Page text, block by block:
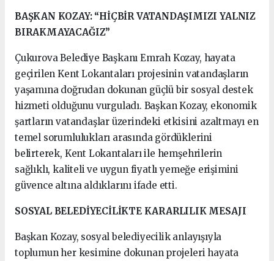
BAŞKAN KOZAY: “HİÇBİR VATANDAŞIMIZI YALNIZ
BIRAKMAYACAĞIZ”
Çukurova Belediye Başkanı Emrah Kozay, hayata
geçirilen Kent Lokantaları projesinin vatandaşların
yaşamına doğrudan dokunan güçlü bir sosyal destek
hizmeti olduğunu vurguladı. Başkan Kozay, ekonomik
şartların vatandaşlar üzerindeki etkisini azaltmayı en
temel sorumlulukları arasında gördüklerini
belirterek, Kent Lokantaları ile hemşehrilerin
sağlıklı, kaliteli ve uygun fiyatlı yemeğe erişimini
güvence altına aldıklarını ifade etti.
SOSYAL BELEDİYECİLİKTE KARARLILIK MESAJI
Başkan Kozay, sosyal belediyecilik anlayışıyla
toplumun her kesimine dokunan projeleri hayata